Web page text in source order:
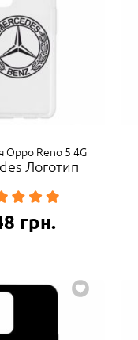
Oppo Reno 5 4G
Логотип
грн.